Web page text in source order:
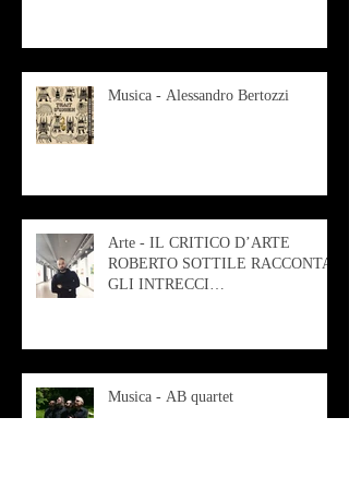
Musica - Alessandro Bertozzi
Arte - IL CRITICO D’ARTE
ROBERTO SOTTILE RACCONTA
GLI INTRECCI
Musica - AB quartet